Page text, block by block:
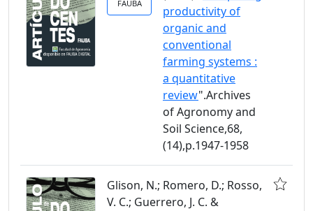
FAUBA
productivity of
organic and
conventional
farming systems :
a quantitative
review".Archives
of Agronomy and
Soil Science,68,
(14),p.1947-1958
Glison, N.; Romero, D.; Rosso,
V. C.; Guerrero, J. C. &